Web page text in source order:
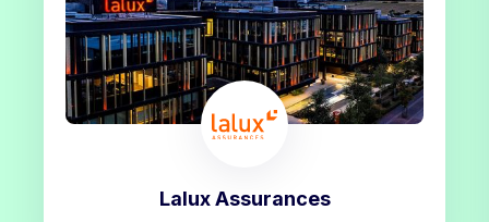
Lalux Assurances